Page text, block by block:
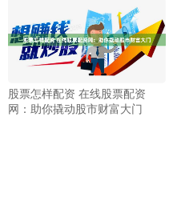
股票怎样配资 在线股票配资
网：助你撬动股市财富大门